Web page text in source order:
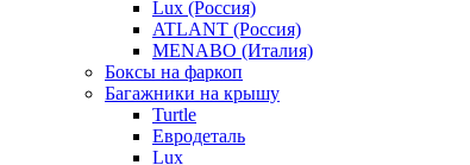
Lux (Россия)
ATLANT (Россия)
MENABO (Италия)
Боксы на фаркоп
Багажники на крышу
Turtle
Евродеталь
Lux